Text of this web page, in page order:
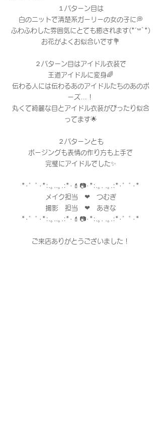
１パターン目は
白のニットで清楚系ガーリーの女の子に💭
ふわふわした雰囲気にとても癒されます(*´꒳`*)
お花がよくお似合いです💐
２パターン目はアイドル衣装で
王道アイドルに変身🌈
伝わる人には伝わるあのアイドルたちのあのポ
ーズ…！
丸くて綺麗な目とアイドル衣装がぴったり似合
ってます🌟
２パターンとも
ポージングも表情の作り方も上手で
完璧にアイドルでした✨
*･゜ﾟ･*:.｡..｡.:*･💄📷･*:.｡. .｡.:*･゜ﾟ･*
メイク担当　❤︎　つむぎ
撮影　担当　❤︎　あきな
*･゜ﾟ･*:.｡..｡.:*･💄📷･*:.｡. .｡.:*･゜ﾟ･*
ご来店ありがとうございました！